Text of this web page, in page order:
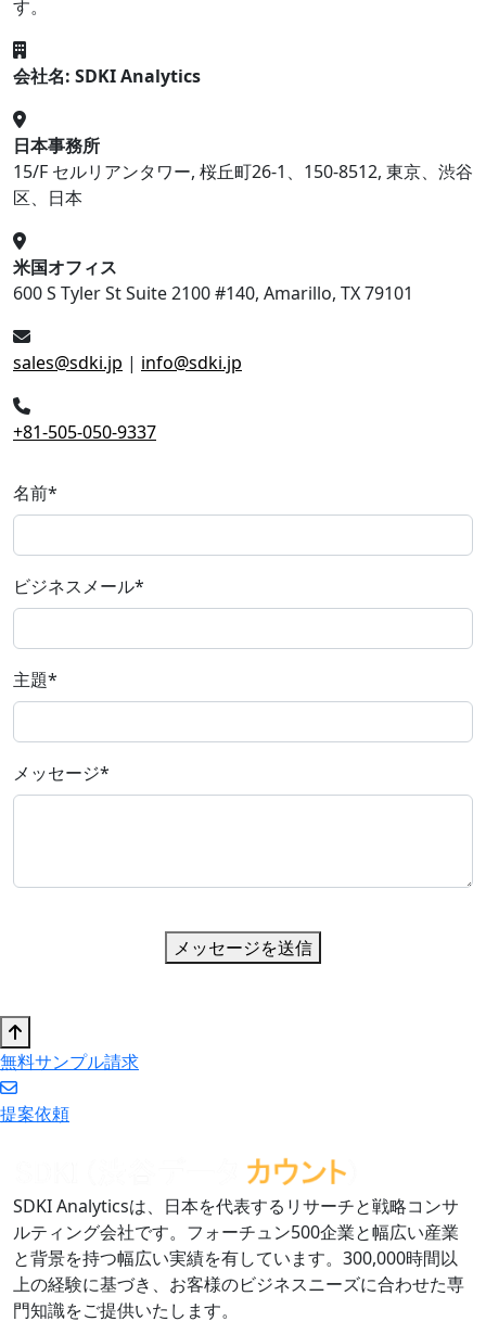
す。
会社名: SDKI Analytics
日本事務所
15/F セルリアンタワー, 桜丘町26-1、150-8512, 東京、渋谷
区、日本
米国オフィス
600 S Tyler St Suite 2100 #140, Amarillo, TX 79101
sales@sdki.jp | info@sdki.jp
+81-505-050-9337
名前*
ビジネスメール*
主題*
メッセージ*
メッセージを送信
無料サンプル請求
提案依頼
SDKI Analyticsは、日本を代表するリサーチと戦略コンサ
ルティング会社です。フォーチュン500企業と幅広い産業
と背景を持つ幅広い実績を有しています。300,000時間以
上の経験に基づき、お客様のビジネスニーズに合わせた専
門知識をご提供いたします。